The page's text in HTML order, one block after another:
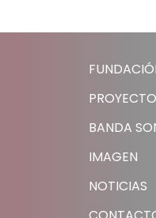
BANDA
IMAGEN
NOTICIAS